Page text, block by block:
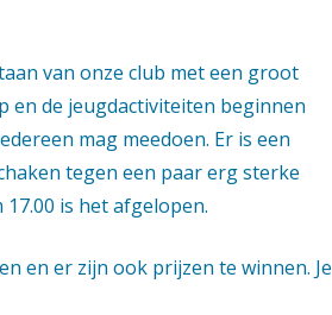
van onze club met een groot
en de jeugdactiviteiten beginnen
mag meedoen. Er is een
tegen een paar erg sterke
17.00 is het afgelopen.
en er zijn ook prijzen te winnen. Je